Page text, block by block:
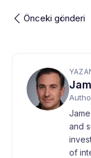
Önceki gönderi
and
of